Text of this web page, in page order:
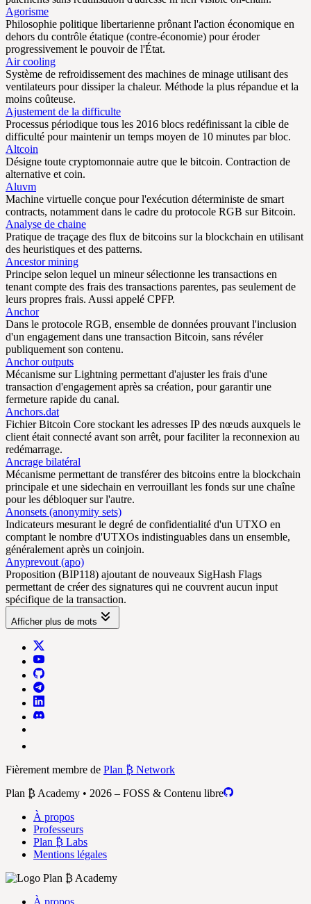
Agorisme
Philosophie politique libertarienne prônant l'action économique en
dehors du contrôle étatique (contre-économie) pour éroder
progressivement le pouvoir de l'État.
Air cooling
Système de refroidissement des machines de minage utilisant des
ventilateurs pour dissiper la chaleur. Méthode la plus répandue et la
moins coûteuse.
Ajustement de la difficulte
Processus périodique tous les 2016 blocs redéfinissant la cible de
difficulté pour maintenir un temps moyen de 10 minutes par bloc.
Altcoin
Désigne toute cryptomonnaie autre que le bitcoin. Contraction de
alternative et coin.
Aluvm
Machine virtuelle conçue pour l'exécution déterministe de smart
contracts, notamment dans le cadre du protocole RGB sur Bitcoin.
Analyse de chaine
Pratique de traçage des flux de bitcoins sur la blockchain en utilisant
des heuristiques et des patterns.
Ancestor mining
Principe selon lequel un mineur sélectionne les transactions en
tenant compte des frais des transactions parentes, pas seulement de
leurs propres frais. Aussi appelé CPFP.
Anchor
Dans le protocole RGB, ensemble de données prouvant l'inclusion
d'un engagement dans une transaction Bitcoin, sans révéler
publiquement son contenu.
Anchor outputs
Mécanisme sur Lightning permettant d'ajuster les frais d'une
transaction d'engagement après sa création, pour garantir une
fermeture rapide du canal.
Anchors.dat
Fichier Bitcoin Core stockant les adresses IP des nœuds auxquels le
client était connecté avant son arrêt, pour faciliter la reconnexion au
redémarrage.
Ancrage bilatéral
Mécanisme permettant de transférer des bitcoins entre la blockchain
principale et une sidechain en verrouillant les fonds sur une chaîne
pour les débloquer sur l'autre.
Anonsets (anonymity sets)
Indicateurs mesurant le degré de confidentialité d'un UTXO en
comptant le nombre d'UTXOs indistinguables dans un ensemble,
généralement après un coinjoin.
Anyprevout (apo)
Proposition (BIP118) ajoutant de nouveaux SigHash Flags
permettant de créer des signatures qui ne couvrent aucun input
spécifique de la transaction.
Afficher plus de mots
Fièrement membre de Plan ₿ Network
Plan ₿ Academy • 2026 – FOSS & Contenu libre
À propos
Professeurs
Plan ₿ Labs
Mentions légales
À propos